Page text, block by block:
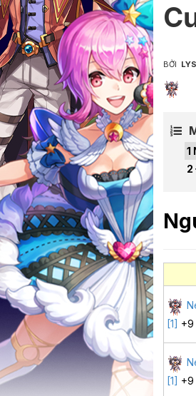
BỞI
[1] +9
[1] +9